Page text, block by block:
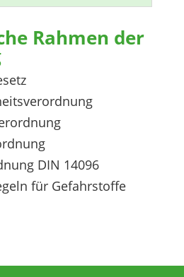
Rahmen der
DIN 14096
für Gefahrstoffe